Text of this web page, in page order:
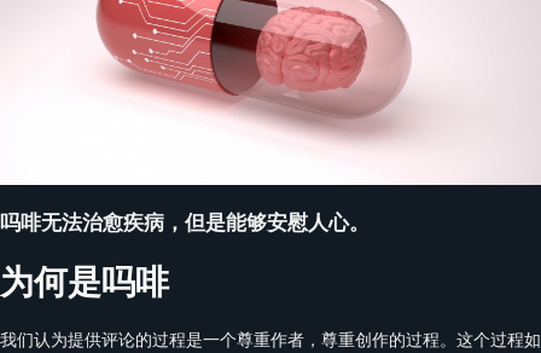
吗啡无法治愈疾病，但是能够安慰人心。
为何是吗啡
我们认为提供评论的过程是一个尊重作者，尊重创作的过程。这个过程如